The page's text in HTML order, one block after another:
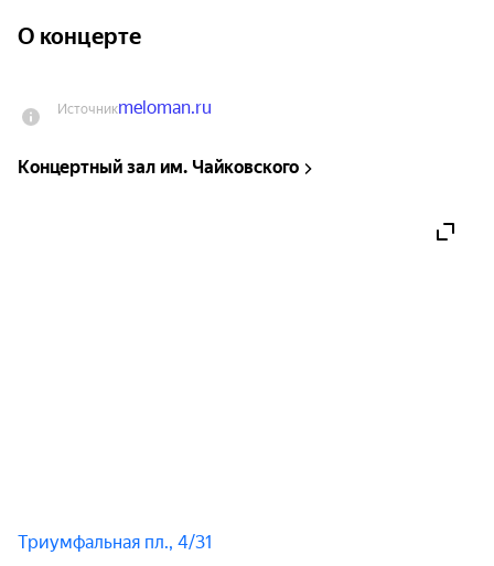
О концерте
Источникmeloman.ru
Концертный зал им. Чайковского
Триумфальная пл., 4/31